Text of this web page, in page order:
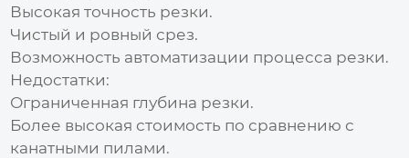
Высокая точность резки.
Чистый и ровный срез.
Возможность автоматизации процесса резки.
Недостатки:
Ограниченная глубина резки.
Более высокая стоимость по сравнению с
канатными пилами.